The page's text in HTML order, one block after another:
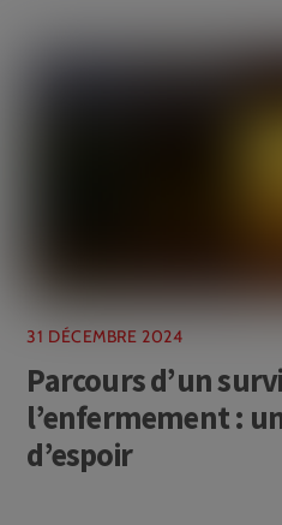
31 DÉCEMBRE 2024
Parcours d’un
l’enfermement :
d’espoir